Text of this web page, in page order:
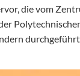
die vom